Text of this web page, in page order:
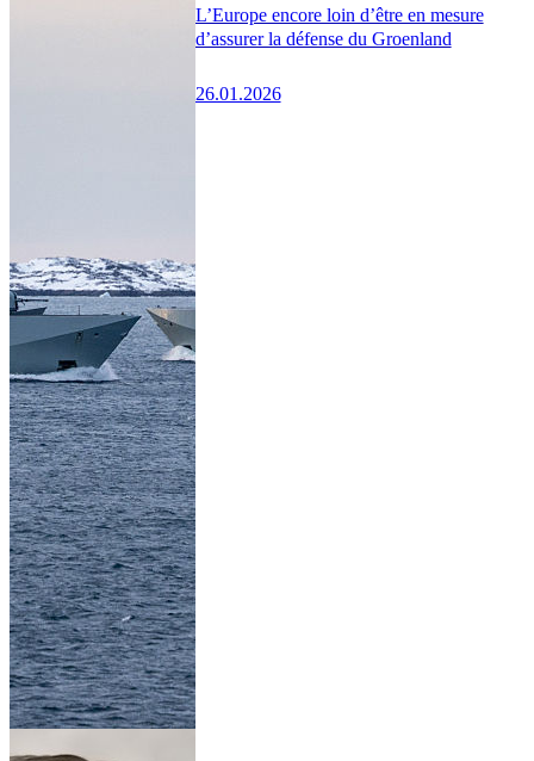
L’Europe encore loin d’être en mesure
d’assurer la défense du Groenland
26.01.2026